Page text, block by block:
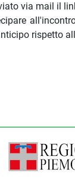
via mail il
rispetto